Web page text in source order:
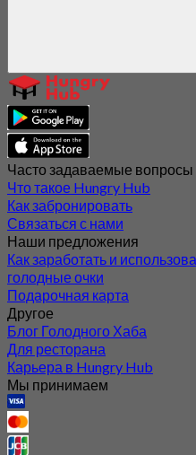
Часто задаваемые вопросы
Что такое Hungry Hub
Как забронировать
Связаться с нами
Наши предложения
Как заработать и
голодные очки
Подарочная карта
Другое
Блог Голодного Хаба
Для ресторана
Карьера в Hungry Hub
Мы принимаем